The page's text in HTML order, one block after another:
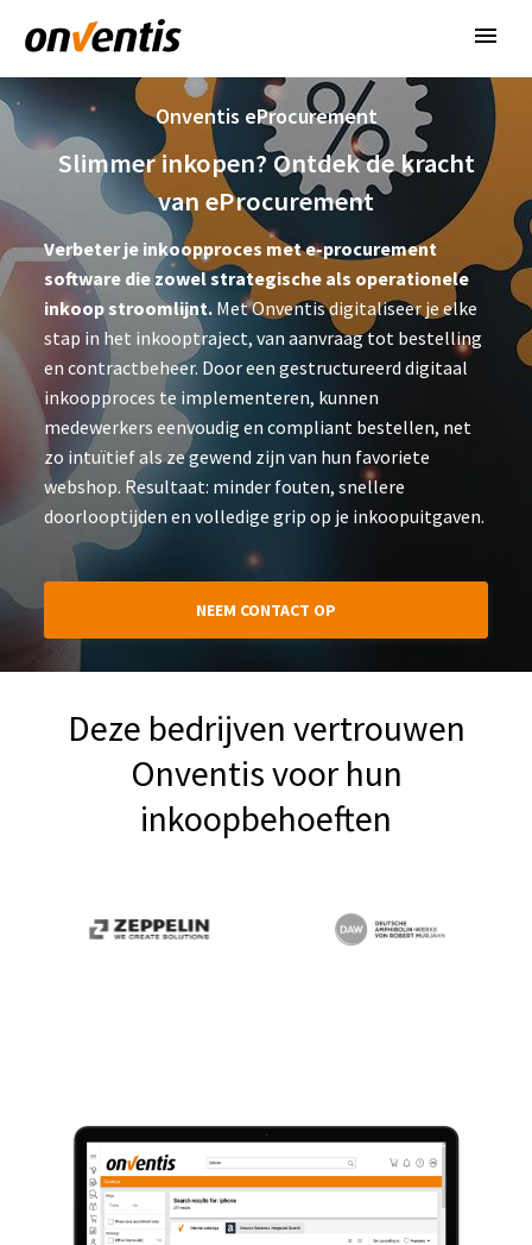
Onventis eProcurement
Slimmer inkopen? Ontdek de kracht
van eProcurement
Verbeter je inkoopproces met e-procurement
software die zowel strategische als operationele
inkoop stroomlijnt. Met Onventis digitaliseer je elke
stap in het inkooptraject, van aanvraag tot bestelling
en contractbeheer. Door een gestructureerd digitaal
inkoopproces te implementeren, kunnen
medewerkers eenvoudig en compliant bestellen, net
zo intuïtief als ze gewend zijn van hun favoriete
webshop. Resultaat: minder fouten, snellere
doorlooptijden en volledige grip op je inkoopuitgaven.
NEEM CONTACT OP
Deze bedrijven vertrouwen
Onventis voor hun
inkoopbehoeften